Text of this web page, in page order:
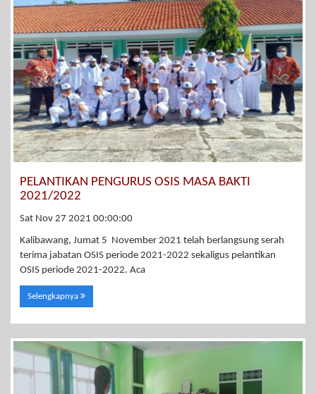
PELANTIKAN PENGURUS OSIS MASA BAKTI
2021/2022
Sat Nov 27 2021 00:00:00
Kalibawang, Jumat 5 November 2021 telah berlangsung serah
terima jabatan OSIS periode 2021-2022 sekaligus pelantikan
OSIS periode 2021-2022. Aca
Selengkapnya